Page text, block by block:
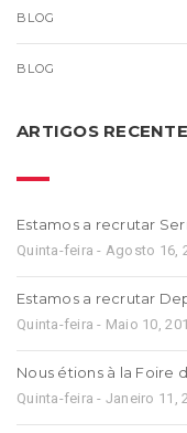
BLOG
BLOG
ARTIGOS
Estamos a recrutar
Quinta-feira - Agosto 16,
Estamos a recrutar
Quinta-feira - Maio 10,
Nous étions à la Foire
Quinta-feira - Janeiro 11,